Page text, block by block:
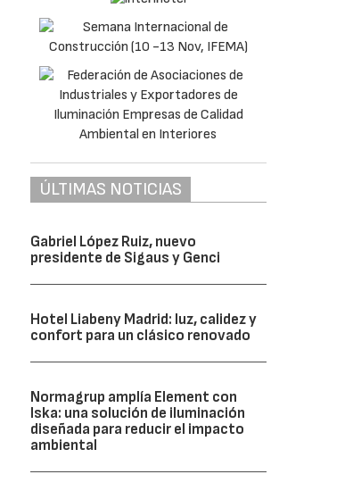
ÚLTIMAS NOTICIAS
Gabriel López Ruiz, nuevo
presidente de Sigaus y Genci
Hotel Liabeny Madrid: luz, calidez y
confort para un clásico renovado
Normagrup amplía Element con
Iska: una solución de iluminación
diseñada para reducir el impacto
ambiental